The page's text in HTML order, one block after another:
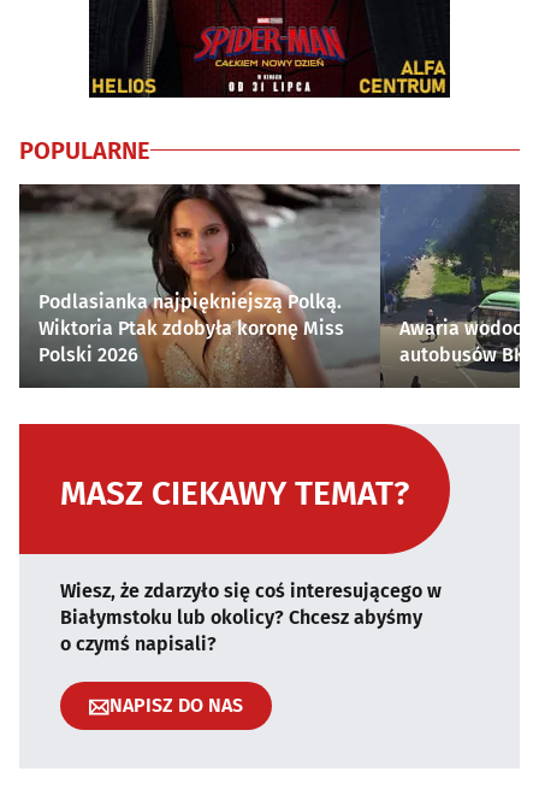
POPULARNE
Podlasianka najpiękniejszą Polką.
Wiktoria Ptak zdobyła koronę Miss
Polski 2026
Awaria
autobusów
MASZ CIEKAWY TEMAT?
Wiesz, że zdarzyło się coś interesującego w
Białymstoku lub okolicy? Chcesz abyśmy
o czymś napisali?
NAPISZ DO NAS